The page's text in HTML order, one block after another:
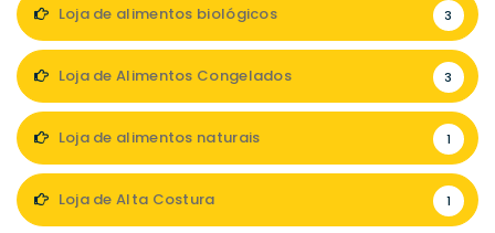
Loja de alimentos biológicos 3
Loja de Alimentos Congelados 3
Loja de alimentos naturais 1
Loja de Alta Costura 1